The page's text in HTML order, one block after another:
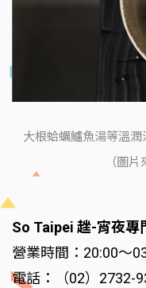
大根蛤蠣鱸魚湯等溫
（圖
So Taipei 趖-宵夜專
營業時間：20:00～
電話：（02）2732-